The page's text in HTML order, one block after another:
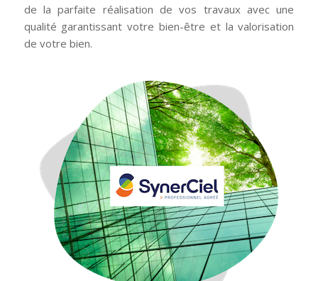
de la parfaite réalisation de vos travaux avec une
qualité garantissant votre bien-être et la valorisation
de votre bien.